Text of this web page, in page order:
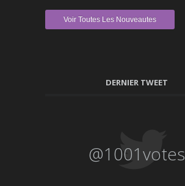
Voir Toutes Les Nouveautes
DERNIER TWEET
@1001votes